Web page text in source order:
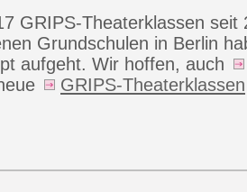
GRIPS-Theaterklassen seit
Grundschulen in Berlin
aufgeht. Wir hoffen, auch
GRIPS-Theaterklassen